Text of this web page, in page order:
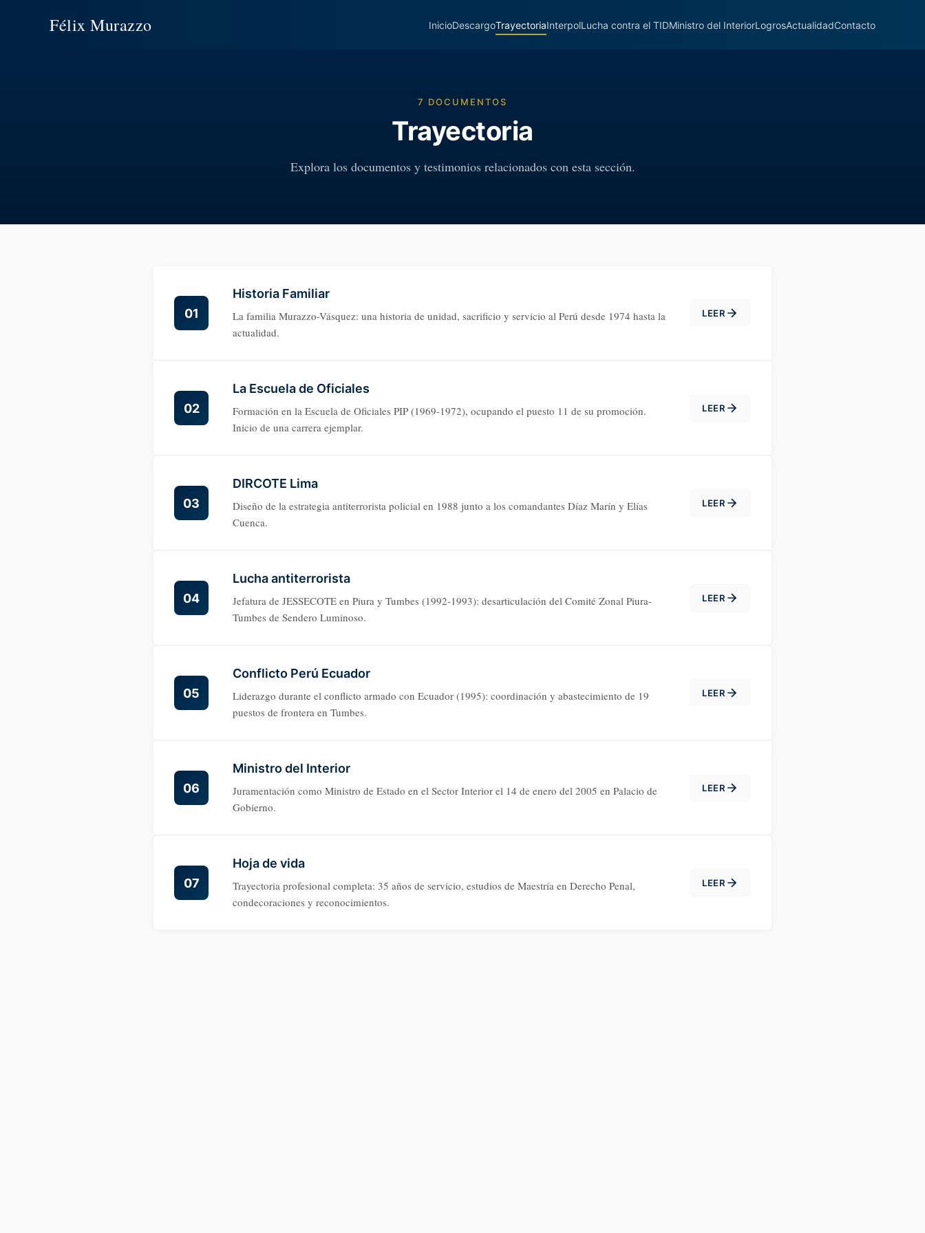
Félix Murazzo InicioDescargoTrayectoriaInterpolLucha contra el TIDMinistro del InteriorLogrosActualidadContacto
7 DOCUMENTOS
Trayectoria
Explora los documentos y testimonios relacionados con esta sección.
01
Historia Familiar
La familia Murazzo-Vásquez: una historia de unidad, sacrificio y servicio al Perú desde 1974 hasta la
actualidad.
LEER
02
La Escuela de Oficiales
Formación en la Escuela de Oficiales PIP (1969-1972), ocupando el puesto 11 de su promoción.
Inicio de una carrera ejemplar.
LEER
03
DIRCOTE Lima
Diseño de la estrategia antiterrorista policial en 1988 junto a los comandantes Díaz Marín y Elías
Cuenca.
LEER
04
Lucha antiterrorista
Jefatura de JESSECOTE en Piura y Tumbes (1992-1993): desarticulación del Comité Zonal Piura-
Tumbes de Sendero Luminoso.
LEER
05
Conflicto Perú Ecuador
Liderazgo durante el conflicto armado con Ecuador (1995): coordinación y abastecimiento de 19
puestos de frontera en Tumbes.
LEER
06
Ministro del Interior
Juramentación como Ministro de Estado en el Sector Interior el 14 de enero del 2005 en Palacio de
Gobierno.
LEER
07
Hoja de vida
Trayectoria profesional completa: 35 años de servicio, estudios de Maestría en Derecho Penal,
condecoraciones y reconocimientos.
LEER